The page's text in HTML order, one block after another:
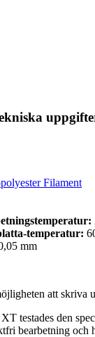
Filament
temperatur:
mm
att skriva
testades den
bearbetning och